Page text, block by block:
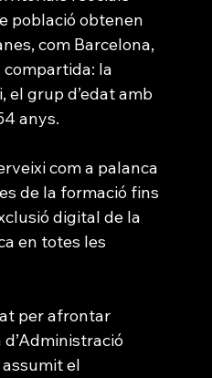
població obtenen
com Barcelona,
la
el grup d’edat amb
anys.
com a palanca
de la formació fins
digital de la
en totes les
per afrontar
el